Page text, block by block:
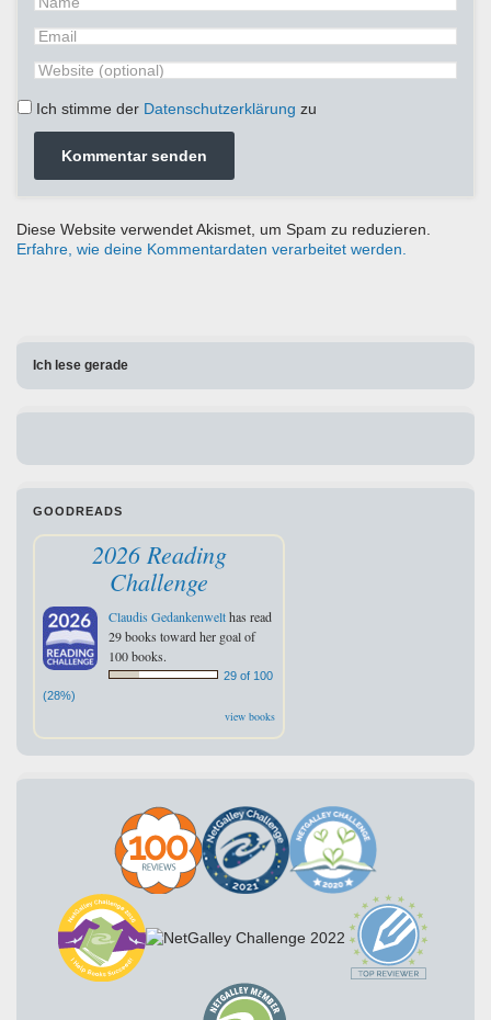
Ich stimme der Datenschutzerklärung zu
Diese Website verwendet Akismet, um Spam zu reduzieren.
Erfahre, wie deine Kommentardaten verarbeitet werden.
Ich lese gerade
GOODREADS
2026 Reading
Challenge
Claudis Gedankenwelthas read
29 books toward her goal of
100 books.
29 of 100
(28%)
view books